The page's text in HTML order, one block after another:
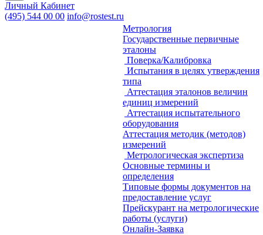
Личный Кабинет
(495) 544 00 00 info@rostest.ru
Метрология
Государственные первичные
эталоны
Поверка/Калибровка
Испытания в целях утверждения
типа
Аттестация эталонов величин
единиц измерений
Аттестация испытательного
оборудования
Аттестация методик (методов)
измерений
Метрологическая экспертиза
Основные термины и
определения
Типовые формы документов на
предоставление услуг
Прейскурант на метрологические
работы (услуги)
Онлайн-Заявка